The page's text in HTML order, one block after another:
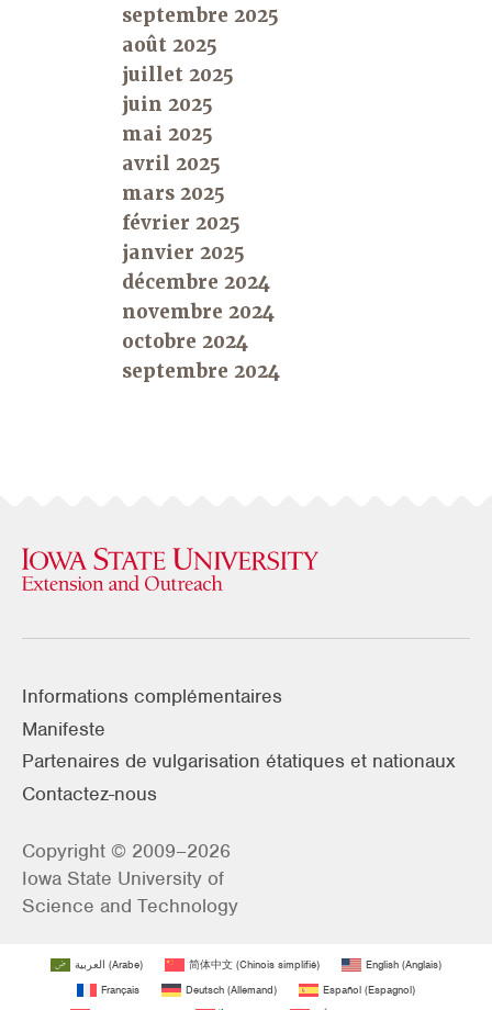
septembre 2025
août 2025
juillet 2025
juin 2025
mai 2025
avril 2025
mars 2025
février 2025
janvier 2025
décembre 2024
novembre 2024
octobre 2024
septembre 2024
Informations complémentaires
Manifeste
Partenaires de vulgarisation étatiques et nationaux
Contactez-nous
Copyright © 2009–2026
Iowa State University of
Science and Technology
العربية (Arabe) 简体中文 (Chinois simplifié) English (Anglais)
Français
Deutsch (Allemand) Español (Espagnol)